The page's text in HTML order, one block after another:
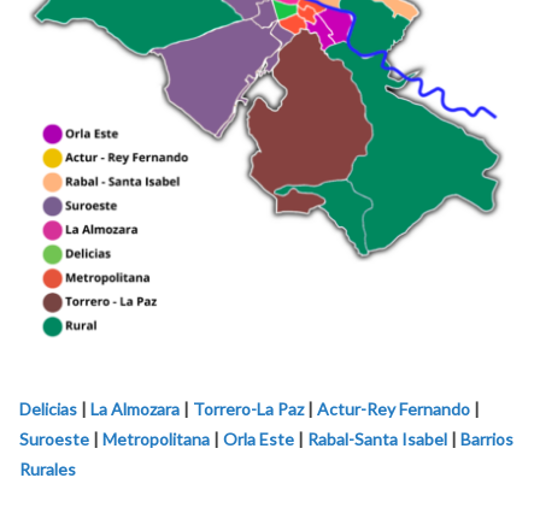
Delicias | La Almozara | Torrero-La Paz| Actur-Rey Fernando |
Suroeste | Metropolitana | Orla Este | Rabal-Santa Isabel | Barrios
Rurales